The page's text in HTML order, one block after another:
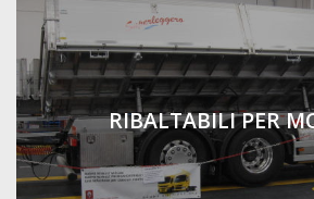
RIBALTABILI PER